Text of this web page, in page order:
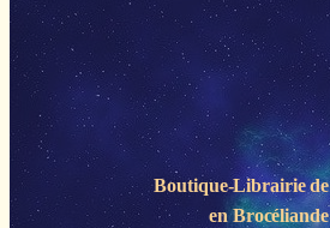
Boutique-Librairie
en Brocéliande